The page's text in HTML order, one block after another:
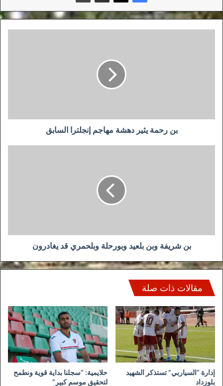
بن رحمة يثير دهشة مهاجم إنجلترا السابق
بن شريفة وبن بلعيد وبورحلة وبلحمري قد يغادرون
مقالات ذات صلة
إدارة “السياربي” تستذكر الشهيد
بلوزداد
حلايمية: “سجلنا بداية قوية ونطمح
لتحقيق موسم كبير”